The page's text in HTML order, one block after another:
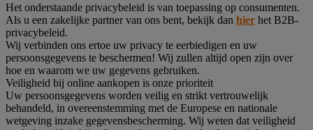
Het onderstaande privacybeleid is van toepassing op consumenten.
Als u een zakelijke partner van ons bent, bekijk dan hier het B2B-
privacybeleid.
Wij verbinden ons ertoe uw privacy te eerbiedigen en uw
persoonsgegevens te beschermen! Wij zullen altijd open zijn over
hoe en waarom we uw gegevens gebruiken.
Veiligheid bij online aankopen is onze prioriteit
Uw persoonsgegevens worden veilig en strikt vertrouwelijk
behandeld, in overeenstemming met de Europese en nationale
wetgeving inzake gegevensbescherming. Wij weten dat veiligheid